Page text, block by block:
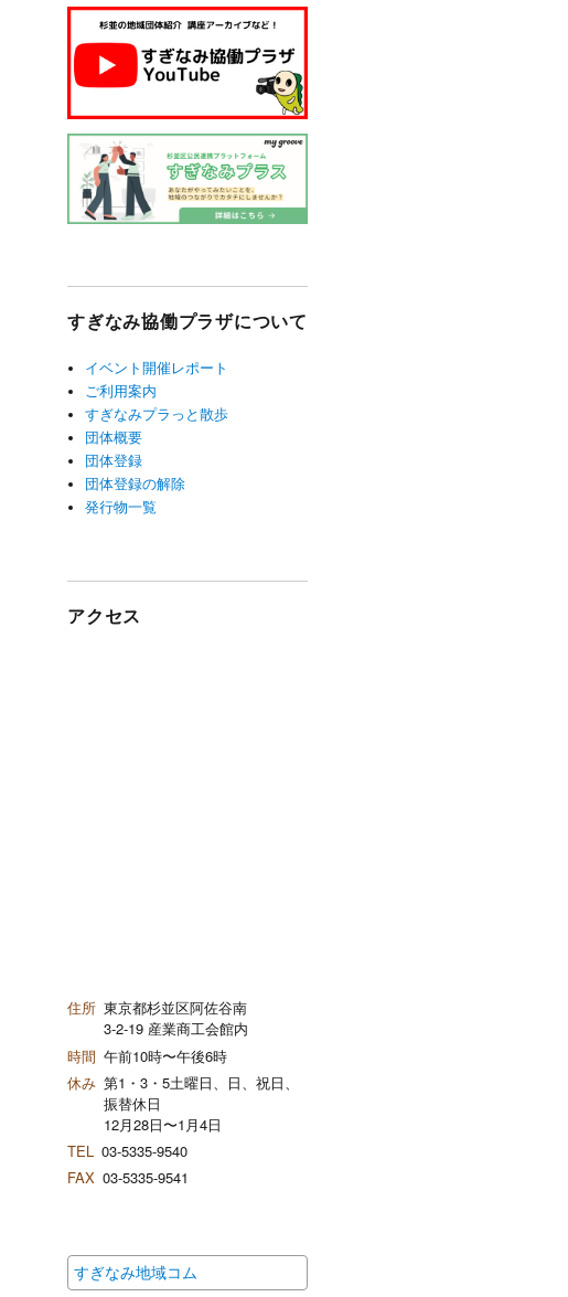
すぎなみ協働プラザについて
イベント開催レポート
ご利用案内
すぎなみプラっと散歩
団体概要
団体登録
団体登録の解除
発行物一覧
アクセス
住所 東京都杉並区阿佐谷南
3-2-19 産業商工会館内
時間 午前10時〜午後6時
休み 第1・3・5土曜日、日、祝日、
振替休日
12月28日〜1月4日
TEL 03-5335-9540
FAX 03-5335-9541
すぎなみ地域コム